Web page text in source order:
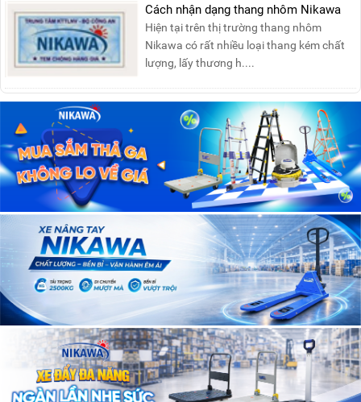
Cách nhận dạng thang nhôm Nikawa
Hiện tại trên thị trường thang nhôm
Nikawa có rất nhiều loại thang kém chất
lượng, lấy thương h....